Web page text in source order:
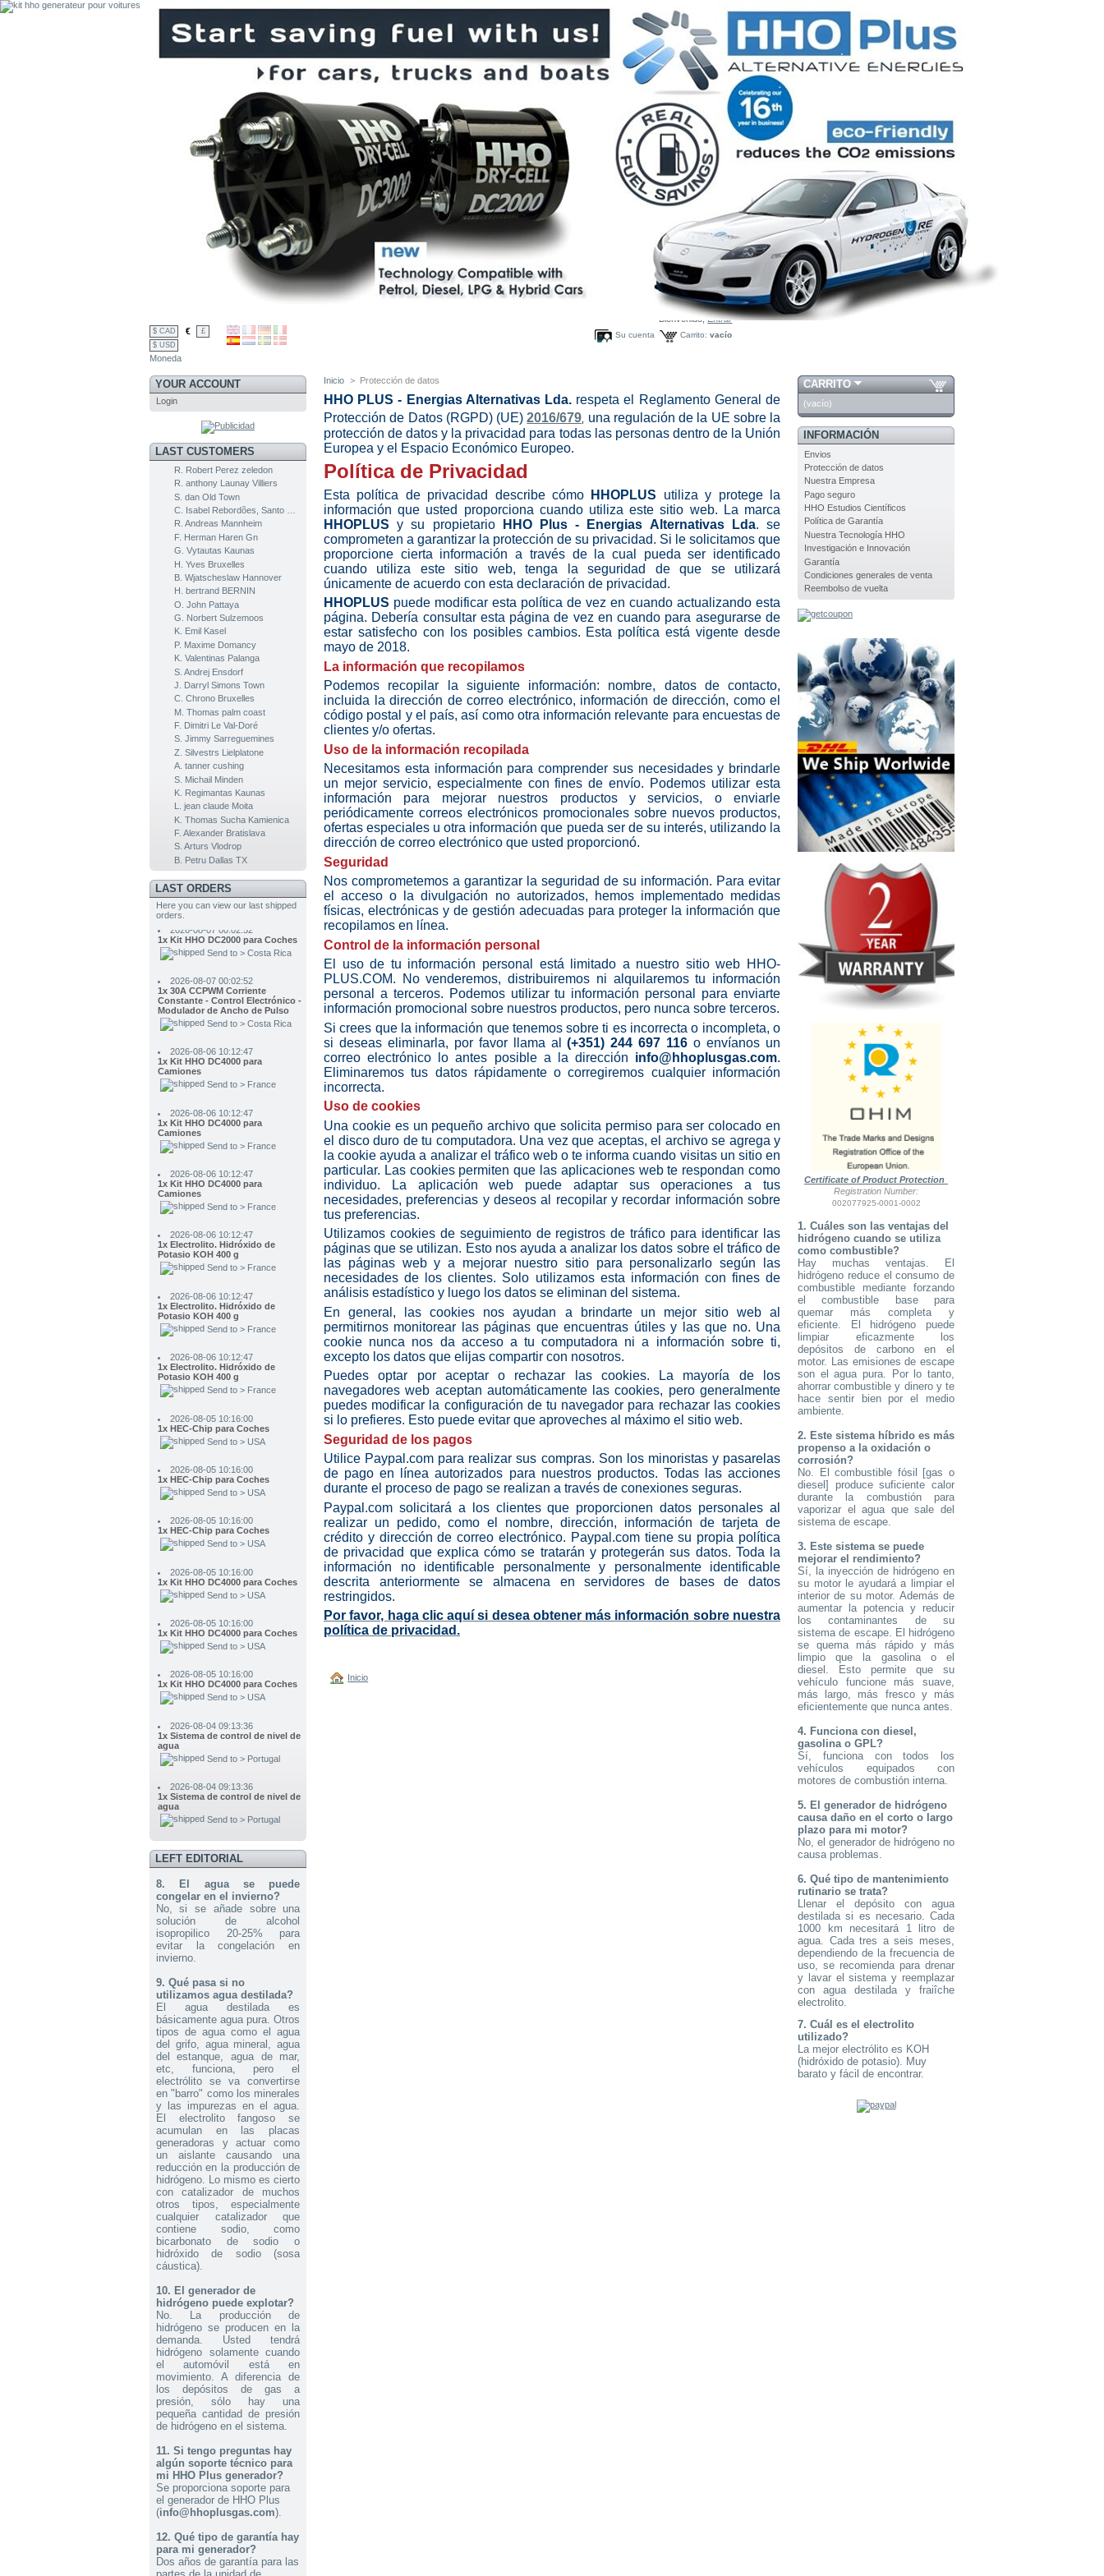
$ CAD €
£
$ USD
Moneda
Bienvenido,Entrar
Carrito: vacío
Su cuenta
YOUR ACCOUNT
Login
LAST CUSTOMERS
R. Robert Perez zeledon
R. anthony Launay Villiers
S. dan Old Town
R. Andreas Mannheim
F. Herman Haren Gn
G. Vytautas Kaunas
H. Yves Bruxelles
B. Wjatscheslaw Hannover
H. bertrand BERNIN
O. John Pattaya
G. Norbert Sulzemoos
K. Emil Kasel
P. Maxime Domancy
K. Valentinas Palanga
S. Andrej Ensdorf
J. Darryl Simons Town
C. Chrono Bruxelles
M. Thomas palm coast
F. Dimitri Le Val-Doré
S. Jimmy Sarreguemines
Z. Silvestrs Lielplatone
A. tanner cushing
S. Michail Minden
K. Regimantas Kaunas
L. jean claude Moita
K. Thomas Sucha Kamienica
F. Alexander Bratislava
S. Arturs Vlodrop
B. Petru Dallas TX
LAST ORDERS
Here you can view our last shipped
orders.
2026-08-08 07:45:38
2x Electrolito. Hidróxido de
Potasio KOH 400 g
Send to > Germany
2026-08-07 00:02:52
1x Kit HHO DC2000 para Coches
Send to > Costa Rica
2026-08-07 00:02:52
Constante - Control Electrónico -
Modulador de Ancho de Pulso
Send to > Costa Rica
2026-08-06 10:12:47
Camiones
Send to > France
2026-08-06 10:12:47
Camiones
Send to > France
2026-08-06 10:12:47
Camiones
Send to > France
2026-08-06 10:12:47
Potasio KOH 400 g
Send to > France
2026-08-06 10:12:47
Potasio KOH 400 g
Send to > France
2026-08-06 10:12:47
Potasio KOH 400 g
Send to > France
2026-08-05 10:16:00
Send to > USA
2026-08-05 10:16:00
Send to > USA
2026-08-05 10:16:00
Send to > USA
2026-08-05 10:16:00
Send to > USA
2026-08-05 10:16:00
Send to > USA
2026-08-05 10:16:00
Send to > USA
2026-08-04 09:13:36
agua
Send to > Portugal
2026-08-04 09:13:36
agua
Send to > Portugal
2026-08-04 09:13:36
Send to > Portugal
2026-08-04 09:13:36
1x 60A CCPWM Corriente
Constante - Control Electrónico -
Modulador de ancho de Pulsos
Send to > Portugal
2026-08-04 09:13:36
Constante - Control Electrónico -
Modulador de ancho de Pulsos
Send to > Portugal
2026-08-04 09:13:36
1x 60A CCPWM Corriente
Constante - Control Electrónico -
Modulador de ancho de Pulsos
Send to > Portugal
2026-08-04 09:13:36
1x Electrolito. Hidróxido de
Potasio KOH 400 g
Send to > Portugal
2026-08-04 09:13:36
1x Electrolito. Hidróxido de
Potasio KOH 400 g
Send to > Portugal
2026-08-04 09:13:36
1x Electrolito. Hidróxido de
Potasio KOH 400 g
Send to > Portugal
2x Electrolito. Hidróxido de
Potasio KOH 400 g
Send to > Germany
2026-07-31 13:14:53
2x Electrolito. Hidróxido de
Potasio KOH 400 g
Send to > Germany
2026-07-31 13:14:53
2x Electrolito. Hidróxido de
Potasio KOH 400 g
2026-07-30 14:01:43
1x Kit HHO DC3000 para Coches
Send to > Netherlands
2026-07-30 14:01:43
Send to > Netherlands
2026-07-30 14:01:43
LEFT EDITORIAL
8. El agua se puede
congelar en el invierno?
No, si se añade sobre una
solución de alcohol
isopropilico 20-25% para
evitar la congelación en
invierno.
9. Qué pasa si no
utilizamos agua destilada?
El agua destilada es
básicamente agua pura. Otros
tipos de agua como el agua
del grifo, agua mineral, agua
del estanque, agua de mar,
etc, funciona, pero el
electrólito se va convertirse
en "barro" como los minerales
y las impurezas en el agua.
El electrolito fangoso se
acumulan en las placas
generadoras y actuar como
un aislante causando una
reducción en la producción de
hidrógeno. Lo mismo es cierto
con catalizador de muchos
otros tipos, especialmente
cualquier catalizador que
contiene sodio, como
bicarbonato de sodio o
hidróxido de sodio (sosa
cáustica).
10. El generador de
hidrógeno puede explotar?
No. La producción de
hidrógeno se producen en la
demanda. Usted tendrá
hidrógeno solamente cuando
el automóvil está en
movimiento. A diferencia de
los depósitos de gas a
presión, sólo hay una
pequeña cantidad de presión
de hidrógeno en el sistema.
11. Si tengo preguntas hay
algún soporte técnico para
mi HHO Plus generador?
Se proporciona soporte para
el generador de HHO Plus
(info@hhoplusgas.com).
12. Qué tipo de garantía hay
para mi generador?
Dos años de garantía para las
Inicio > Protección de datos
HHO PLUS - Energias Alternativas Lda. respeta el Reglamento General de
Protección de Datos (RGPD) (UE)2016/679 una regulación de la UE sobre la
protección de datos y la privacidad para todas las personas dentro de la Unión
Europea y el Espacio Económico Europeo.
Política de Privacidad
Esta política de privacidad describe cómo HHOPLUS utiliza y protege la
información que usted proporciona cuando utiliza este sitio web. La marca
HHOPLUS y su propietario HHO Plus - Energias Alternativas Lda. se
comprometen a garantizar la protección de su privacidad. Si le solicitamos que
proporcione cierta información a través de la cual pueda ser identificado
cuando utiliza este sitio web, tenga la seguridad de que se utilizará
únicamente de acuerdo con esta declaración de privacidad.
HHOPLUS puede modificar esta política de vez en cuando actualizando esta
página. Debería consultar esta página de vez en cuando para asegurarse de
estar satisfecho con los posibles cambios. Esta política está vigente desde
mayo de 2018.
La información que recopilamos
Podemos recopilar la siguiente información: nombre, datos de contacto,
incluida la dirección de correo electrónico, información de dirección, como el
código postal y el país, así como otra información relevante para encuestas de
clientes y/o ofertas.
Uso de la información recopilada
Necesitamos esta información para comprender sus necesidades y brindarle
un mejor servicio, especialmente con fines de envío. Podemos utilizar esta
información para mejorar nuestros productos y servicios, o enviarle
periódicamente correos electrónicos promocionales sobre nuevos productos,
ofertas especiales u otra información que pueda ser de su interés, utilizando la
dirección de correo electrónico que usted proporcionó.
Seguridad
Nos comprometemos a garantizar la seguridad de su información. Para evitar
el acceso o la divulgación no autorizados, hemos implementado medidas
físicas, electrónicas y de gestión adecuadas para proteger la información que
recopilamos en línea.
Control de la información personal
El uso de tu información personal está limitado a nuestro sitio web HHO-
PLUS.COM. No venderemos, distribuiremos ni alquilaremos tu información
personal a terceros. Podemos utilizar tu información personal para enviarte
información promocional sobre nuestros productos, pero nunca sobre terceros.
Si crees que la información que tenemos sobre ti es incorrecta o incompleta, o
si deseas eliminarla, por favor llama al(+351) 244 697 116 o envíanos un
correo electrónico lo antes posible a la dirección info@hhoplusgas.com.
Eliminaremos tus datos rápidamente o corregiremos cualquier información
incorrecta.
Uso de cookies
Una cookie es un pequeño archivo que solicita permiso para ser colocado en
el disco duro de tu computadora. Una vez que aceptas, el archivo se agrega y
la cookie ayuda a analizar el tráfico web o te informa cuando visitas un sitio en
particular. Las cookies permiten que las aplicaciones web te respondan como
individuo. La aplicación web puede adaptar sus operaciones a tus
necesidades, preferencias y deseos al recopilar y recordar información sobre
tus preferencias.
Utilizamos cookies de seguimiento de registros de tráfico para identificar las
páginas que se utilizan. Esto nos ayuda a analizar los datos sobre el tráfico de
las páginas web y a mejorar nuestro sitio para personalizarlo según las
necesidades de los clientes. Solo utilizamos esta información con fines de
análisis estadístico y luego los datos se eliminan del sistema.
En general, las cookies nos ayudan a brindarte un mejor sitio web al
permitirnos monitorear las páginas que encuentras útiles y las que no. Una
cookie nunca nos da acceso a tu computadora ni a información sobre ti,
excepto los datos que elijas compartir con nosotros.
Puedes optar por aceptar o rechazar las cookies. La mayoría de los
navegadores web aceptan automáticamente las cookies, pero generalmente
puedes modificar la configuración de tu navegador para rechazar las cookies
si lo prefieres. Esto puede evitar que aproveches al máximo el sitio web.
Seguridad de los pagos
Utilice Paypal.com para realizar sus compras. Son los minoristas y pasarelas
de pago en línea autorizados para nuestros productos. Todas las acciones
durante el proceso de pago se realizan a través de conexiones seguras.
Paypal.com solicitará a los clientes que proporcionen datos personales al
realizar un pedido, como el nombre, dirección, información de tarjeta de
crédito y dirección de correo electrónico. Paypal.com tiene su propia política
de privacidad que explica cómo se tratarán y protegerán sus datos. Toda la
información no identificable personalmente y personalmente identificable
descrita anteriormente se almacena en servidores de bases de datos
restringidos.
Por favor, haga clic aquí si desea obtener más información sobre nuestra
política de privacidad.
Inicio
CARRITO
(vacío)
INFORMACIÓN
Envios
Protección de datos
Nuestra Empresa
Pago seguro
HHO Estudios Científicos
Política de Garantía
Nuestra Tecnología HHO
Investigación e Innovación
Garantía
Condiciones generales de venta
Reembolso de vuelta
Certificate of Product Protection
Registration Number:
002077925-0001-0002
1. Cuáles son las ventajas del
hidrógeno cuando se utiliza
como combustible?
Hay muchas ventajas. El
hidrógeno reduce el consumo de
combustible mediante forzando
el combustible base para
quemar más completa y
eficiente. El hidrógeno puede
limpiar eficazmente los
depósitos de carbono en el
motor. Las emisiones de escape
son el agua pura. Por lo tanto,
ahorrar combustible y dinero y te
hace sentir bien por el medio
ambiente.
2. Este sistema híbrido es más
propenso a la oxidación o
corrosión?
No. El combustible fósil [gas o
diesel] produce suficiente calor
durante la combustión para
vaporizar el agua que sale del
sistema de escape.
3. Este sistema se puede
mejorar el rendimiento?
Sí, la inyección de hidrógeno en
su motor le ayudará a limpiar el
interior de su motor. Además de
aumentar la potencia y reducir
los contaminantes de su
sistema de escape. El hidrógeno
se quema más rápido y más
limpio que la gasolina o el
diesel. Esto permite que su
vehículo funcione más suave,
más largo, más fresco y más
eficientemente que nunca antes.
4. Funciona con diesel,
gasolina o GPL?
Sí, funciona con todos los
vehículos equipados con
motores de combustión interna.
5. El generador de hidrógeno
causa daño en el corto o largo
plazo para mi motor?
No, el generador de hidrógeno no
causa problemas.
6. Qué tipo de mantenimiento
rutinario se trata?
Llenar el depósito con agua
destilada si es necesario. Cada
1000 km necesitará 1 litro de
agua. Cada tres a seis meses,
dependiendo de la frecuencia de
uso, se recomienda para drenar
y lavar el sistema y reemplazar
con agua destilada y fraiîche
electrolito.
7. Cuál es el electrolito
utilizado?
La mejor electrólito es KOH
(hidróxido de potasio). Muy
barato y fácil de encontrar.